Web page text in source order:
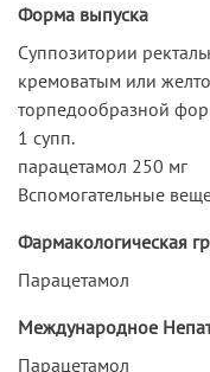
Форма выпуска
Суппозитории
кремоватым или
торпедообразной
1 супп.
парацетамол 250 мг
Вспомогательные
Фармакологическая
Парацетамол
Международное
Парацетамол